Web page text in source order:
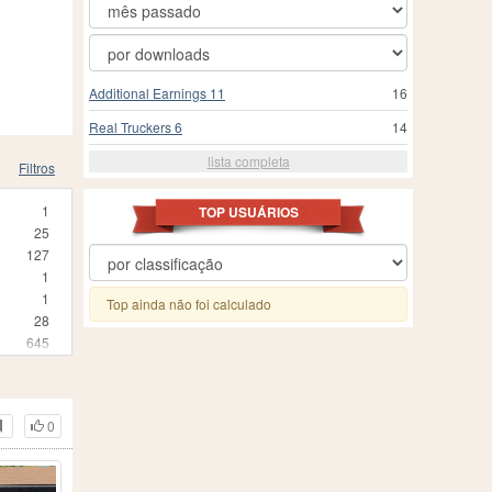
Filtros
1
25
127
1
1
28
645
1
5
1
0
16
Additional Earnings 11
14
Real Truckers 6
lista completa
TOP USUÁRIOS
Top ainda não foi calculado